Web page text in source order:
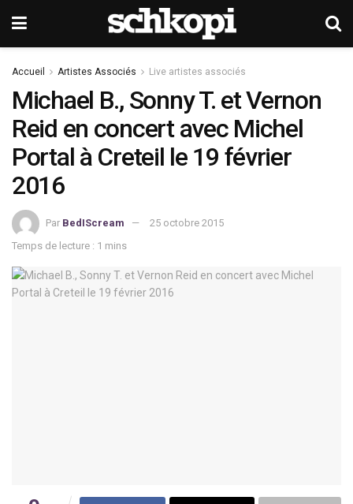
Accueil Artistes Associés Live artistes associés
Michael B., Sonny T. et Vernon
Reid en concert avec Michel
Portal à Creteil le 19 février
2016
Par BedIScream
25 octobre 2015
Temps de lecture : 1 mins